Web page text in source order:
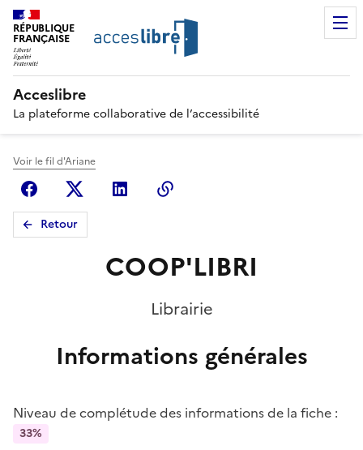
RÉPUBLIQUE
FRANÇAISE
Acceslibre
La plateforme collaborative de l’accessibilité
Voir le fil d'Ariane
FacebookX (anciennement Twitter)
Linkedin
Retour
COOP'LIBRI
Librairie
Informations générales
Niveau de complétude des informations de la fiche :
33%